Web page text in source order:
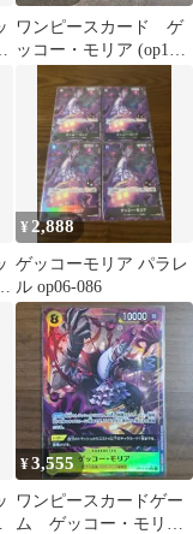
ワンピースカード ゲ
ッコー・モリア (op14-
¥ 2,888
ゲッコーモリア パラレ
ル op06-086
¥3,555
ワンピースカードゲー
ム ゲッコー・モリ